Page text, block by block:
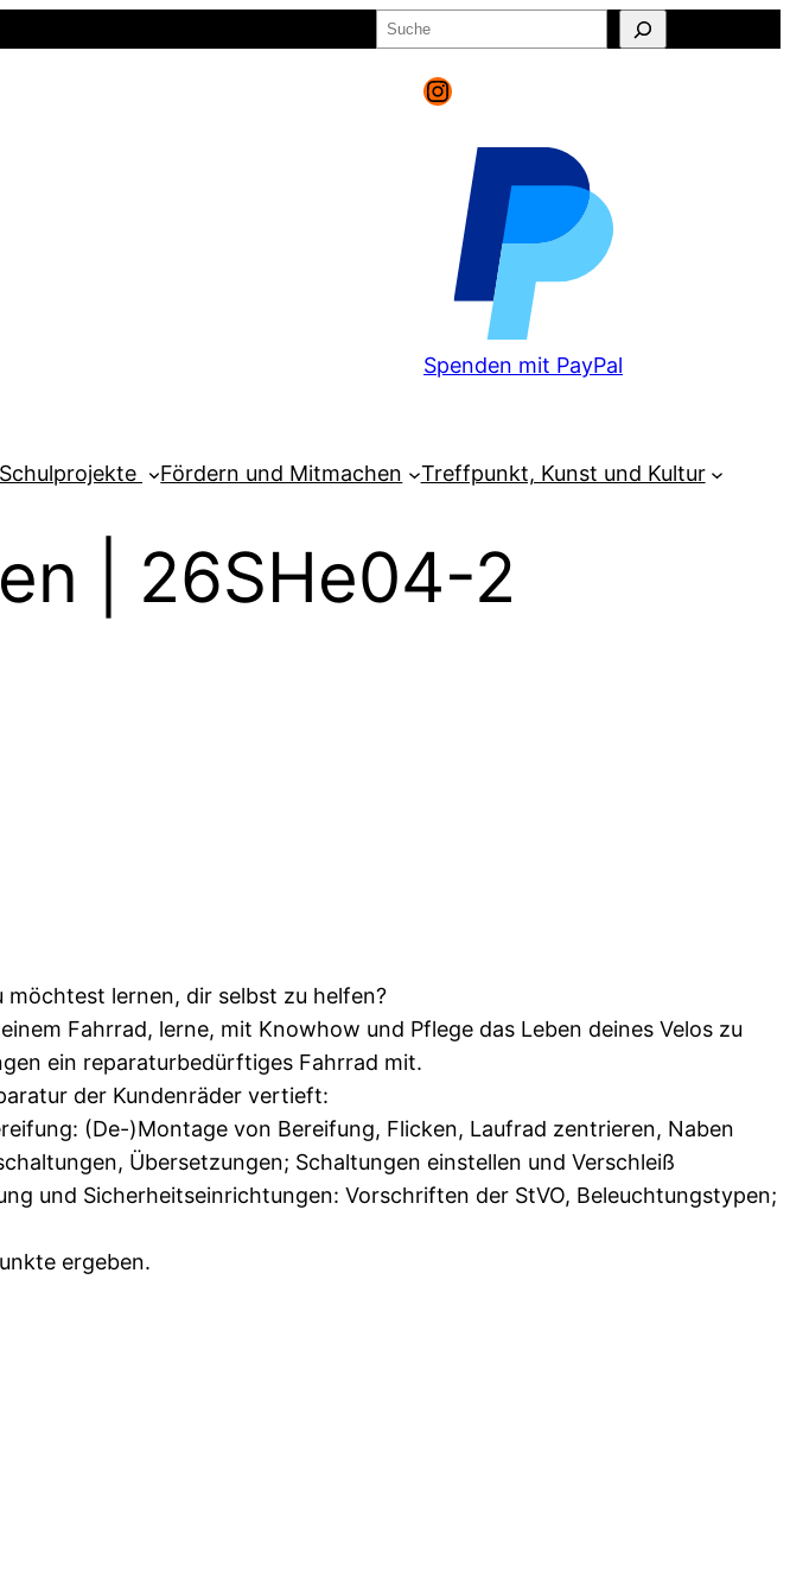
Suchen
Instagram
Spenden mit PayPal
Schulprojekte Fördern und Mitmachen Treffpunkt, Kunst und Kultur
| 26SHe04-2
lernen, dir selbst zu helfen?
Fahrrad, lerne, mit Knowhow und Pflege das Leben deines Velos zu
ein reparaturbedürftiges Fahrrad mit.
der Kundenräder vertieft:
(De-)Montage von Bereifung, Flicken, Laufrad zentrieren, Naben
Übersetzungen; Schaltungen einstellen und Verschleiß
und Sicherheitseinrichtungen: Vorschriften der StVO, Beleuchtungstypen;
ergeben.